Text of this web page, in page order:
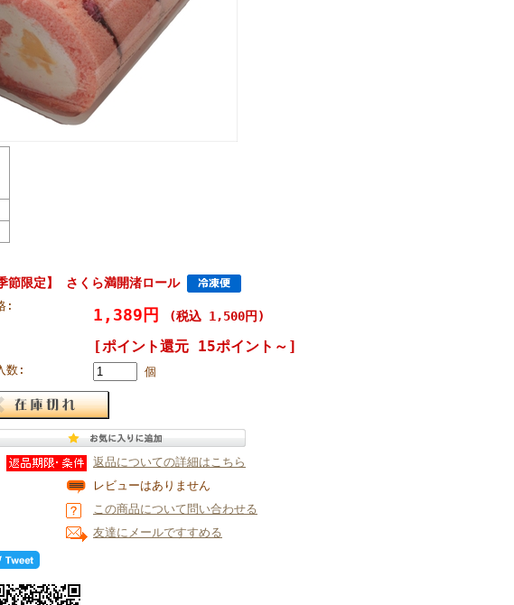
季節限定】 さくら満開渚ロール
: 1,389円 (税込 1,500円)
[ポイント還元 15ポイント～]
数: 個
返品についての詳細はこちら
レビューはありません
この商品について問い合わせる
友達にメールですすめる